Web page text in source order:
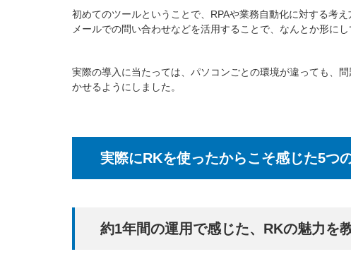
初めてのツールということで、RPAや業務自動化に対する考
メールでの問い合わせなどを活用することで、なんとか形にし
実際の導入に当たっては、パソコンごとの環境が違っても、
かせるようにしました。
実際にRKを使ったからこそ感じた5つ
約1年間の運用で感じた、RKの魅力を